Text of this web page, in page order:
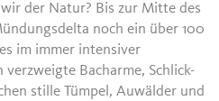
der Natur? Bis zur Mitte des
noch ein über 100
im immer intensiver
Bacharme, Schlick-
stille Tümpel, Auwälder und